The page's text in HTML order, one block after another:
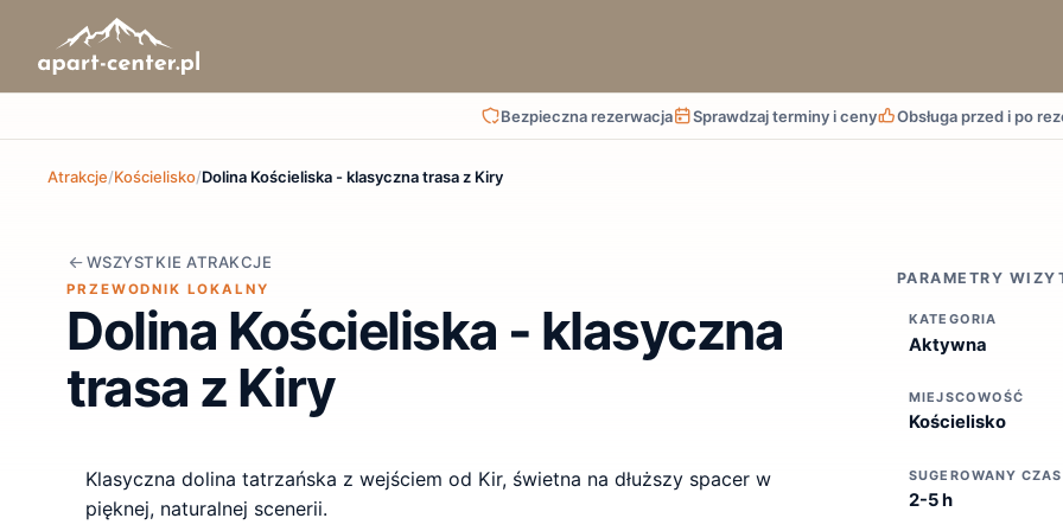
Bezpieczna rezerwacja Sprawdzaj terminy i ceny Obsługa przed i po
Atrakcje/Kościelisko/Dolina Kościeliska - klasyczna trasa z Kiry
WSZYSTKIE ATRAKCJE
PRZEWODNIK LOKALNY
Dolina Kościeliska - klasyczna
trasa z Kiry
Klasyczna dolina tatrzańska z wejściem od Kir, świetna na dłuższy spacer w
pięknej, naturalnej scenerii.
PARAMETRY
KATEGORIA
Aktywna
MIEJSCOWOŚĆ
Kościelisko
SUGEROWANY CZAS
2-5 h